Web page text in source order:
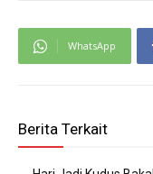
WhatsApp
Berita Terkait